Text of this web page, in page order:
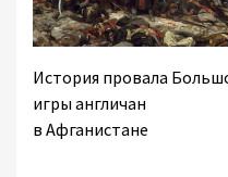
История провала
игры англичан
в Афганистане